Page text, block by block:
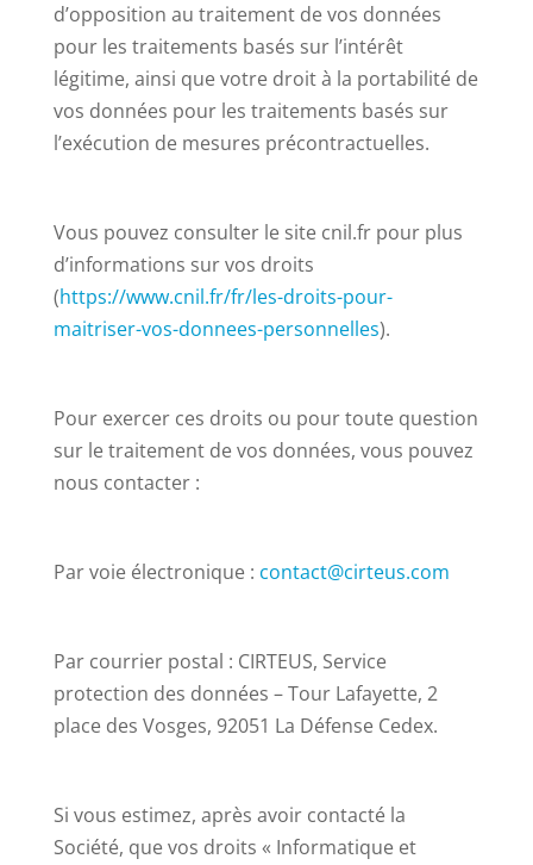
d’opposition au traitement de vos données
pour les traitements basés sur l’intérêt
légitime, ainsi que votre droit à la portabilité de
vos données pour les traitements basés sur
l’exécution de mesures précontractuelles.
Vous pouvez consulter le site cnil.fr pour plus
d’informations sur vos droits
(https://www.cnil.fr/fr/les-droits-pour-
maitriser-vos-donnees-personnelles).
Pour exercer ces droits ou pour toute question
sur le traitement de vos données, vous pouvez
nous contacter :
Par voie électronique : contact@cirteus.com
Par courrier postal : CIRTEUS, Service
protection des données – Tour Lafayette, 2
place des Vosges, 92051 La Défense Cedex.
Si vous estimez, après avoir contacté la
Société, que vos droits « Informatique et